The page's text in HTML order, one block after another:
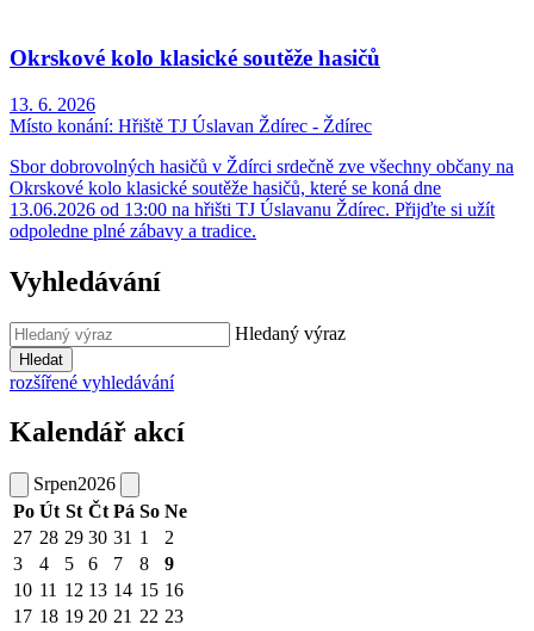
Okrskové kolo klasické soutěže hasičů
13. 6. 2026
Místo konání: Hřiště TJ Úslavan Ždírec - Ždírec
Sbor dobrovolných hasičů v Ždírci srdečně zve všechny občany na
Okrskové kolo klasické soutěže hasičů, které se koná dne
13.06.2026 od 13:00 na hřišti TJ Úslavanu Ždírec. Přijďte si užít
odpoledne plné zábavy a tradice.
Vyhledávání
Hledaný výraz
Hledat
rozšířené vyhledávání
Kalendář akcí
Srpen2026
Po Út St Čt Pá So Ne
27 28 29 30 31 1
2
3
4 5 6 7 8
9
10 11 12 13 14 15 16
17 18 19 20 21 22 23